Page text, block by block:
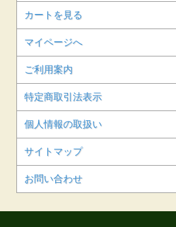
カートを見る
マイページへ
ご利用案内
特定商取引法表示
個人情報の取扱い
サイトマップ
お問い合わせ